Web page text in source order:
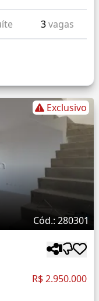
3vagas
Exclusivo
Cód.: 280301
R$ 2.950.000